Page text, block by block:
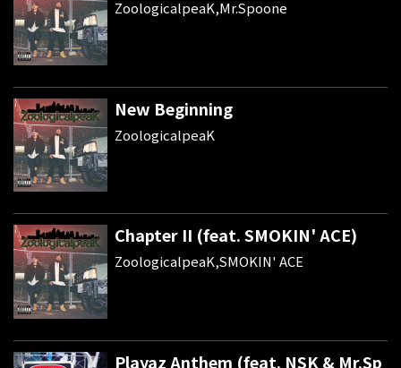
ZoologicalpeaK,Mr.Spoone
New Beginning
ZoologicalpeaK
Chapter II (feat. SMOKIN' ACE)
ZoologicalpeaK,SMOKIN' ACE
Playaz Anthem (feat. NSK & Mr.Sp